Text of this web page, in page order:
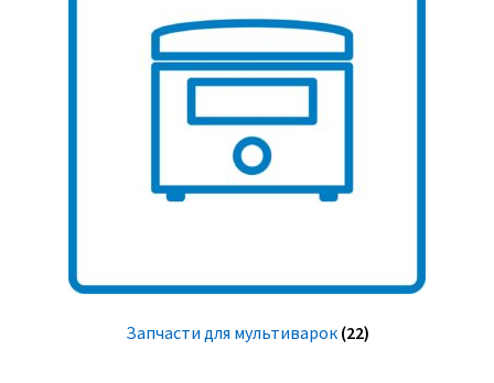
Запчасти для мультиварок (22)